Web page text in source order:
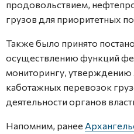
продовольствием,
грузов для приоритетных
Также было принято
осуществлению функций
мониторингу, утверждению
каботажных перевозок
деятельности органов
Напомним, ранее